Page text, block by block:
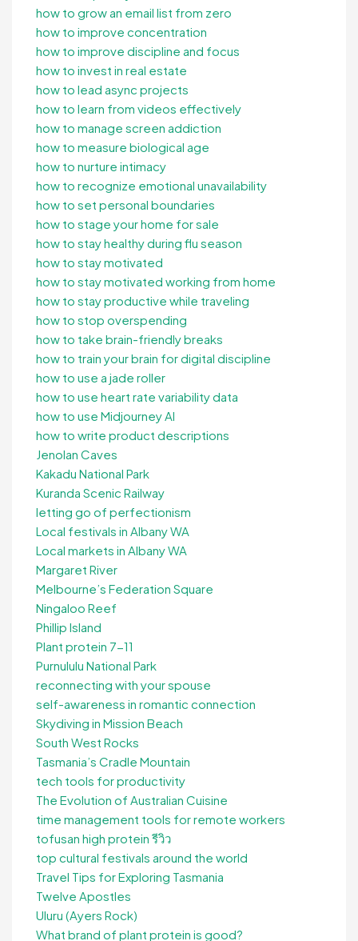
how to grow an email list from zero
how to improve concentration
how to improve discipline and focus
how to invest in real estate
how to lead async projects
how to learn from videos effectively
how to manage screen addiction
how to measure biological age
how to nurture intimacy
how to recognize emotional unavailability
how to set personal boundaries
how to stage your home for sale
how to stay healthy during flu season
how to stay motivated
how to stay motivated working from home
how to stay productive while traveling
how to stop overspending
how to take brain-friendly breaks
how to train your brain for digital discipline
how to use a jade roller
how to use heart rate variability data
how to use Midjourney AI
how to write product descriptions
Jenolan Caves
Kakadu National Park
Kuranda Scenic Railway
letting go of perfectionism
Local festivals in Albany WA
Local markets in Albany WA
Margaret River
Melbourne’s Federation Square
Ningaloo Reef
Phillip Island
Plant protein 7-11
Purnululu National Park
reconnecting with your spouse
self-awareness in romantic connection
Skydiving in Mission Beach
South West Rocks
Tasmania’s Cradle Mountain
tech tools for productivity
The Evolution of Australian Cuisine
time management tools for remote workers
tofusan high protein รีวิว
top cultural festivals around the world
Travel Tips for Exploring Tasmania
Twelve Apostles
Uluru (Ayers Rock)
What brand of plant protein is good?